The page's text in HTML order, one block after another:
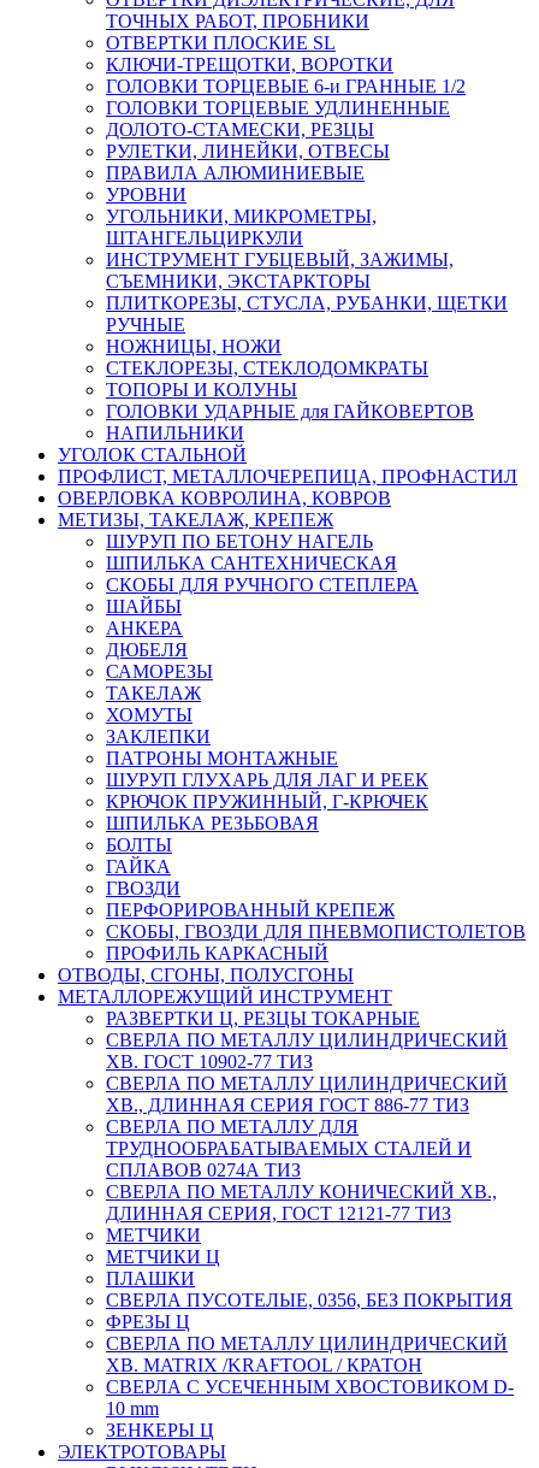
ТОЧНЫХ РАБОТ, ПРОБНИКИ
ОТВЕРТКИ ПЛОСКИЕ SL
КЛЮЧИ-ТРЕЩОТКИ, ВОРОТКИ
ГОЛОВКИ ТОРЦЕВЫЕ 6-и ГРАННЫЕ 1/2
ГОЛОВКИ ТОРЦЕВЫЕ УДЛИНЕННЫЕ
ДОЛОТО-СТАМЕСКИ, РЕЗЦЫ
РУЛЕТКИ, ЛИНЕЙКИ, ОТВЕСЫ
ПРАВИЛА АЛЮМИНИЕВЫЕ
УРОВНИ
УГОЛЬНИКИ, МИКРОМЕТРЫ,
ШТАНГЕЛЬЦИРКУЛИ
ИНСТРУМЕНТ ГУБЦЕВЫЙ, ЗАЖИМЫ,
СЪЕМНИКИ, ЭКСТАРКТОРЫ
ПЛИТКОРЕЗЫ, СТУСЛА, РУБАНКИ, ЩЕТКИ
РУЧНЫЕ
НОЖНИЦЫ, НОЖИ
СТЕКЛОРЕЗЫ, СТЕКЛОДОМКРАТЫ
ТОПОРЫ И КОЛУНЫ
ГОЛОВКИ УДАРНЫЕ для ГАЙКОВЕРТОВ
НАПИЛЬНИКИ
УГОЛОК СТАЛЬНОЙ
ПРОФЛИСТ, МЕТАЛЛОЧЕРЕПИЦА, ПРОФНАСТИЛ
ОВЕРЛОВКА КОВРОЛИНА, КОВРОВ
МЕТИЗЫ, ТАКЕЛАЖ, КРЕПЕЖ
ШУРУП ПО БЕТОНУ НАГЕЛЬ
ШПИЛЬКА САНТЕХНИЧЕСКАЯ
СКОБЫ ДЛЯ РУЧНОГО СТЕПЛЕРА
ШАЙБЫ
АНКЕРА
ДЮБЕЛЯ
САМОРЕЗЫ
ТАКЕЛАЖ
ХОМУТЫ
ЗАКЛЕПКИ
ПАТРОНЫ МОНТАЖНЫЕ
ШУРУП ГЛУХАРЬ ДЛЯ ЛАГ И РЕЕК
КРЮЧОК ПРУЖИННЫЙ, Г-КРЮЧЕК
ШПИЛЬКА РЕЗЬБОВАЯ
БОЛТЫ
ГАЙКА
ГВОЗДИ
ПЕРФОРИРОВАННЫЙ КРЕПЕЖ
СКОБЫ, ГВОЗДИ ДЛЯ ПНЕВМОПИСТОЛЕТОВ
ПРОФИЛЬ КАРКАСНЫЙ
ОТВОДЫ, СГОНЫ, ПОЛУСГОНЫ
МЕТАЛЛОРЕЖУЩИЙ ИНСТРУМЕНТ
РАЗВЕРТКИ Ц, РЕЗЦЫ ТОКАРНЫЕ
СВЕРЛА ПО МЕТАЛЛУ ЦИЛИНДРИЧЕСКИЙ
ХВ. ГОСТ 10902-77 ТИЗ
СВЕРЛА ПО МЕТАЛЛУ ЦИЛИНДРИЧЕСКИЙ
ХВ., ДЛИННАЯ СЕРИЯ ГОСТ 886-77 ТИЗ
СВЕРЛА ПО МЕТАЛЛУ ДЛЯ
ТРУДНООБРАБАТЫВАЕМЫХ СТАЛЕЙ И
СПЛАВОВ 0274А ТИЗ
СВЕРЛА ПО МЕТАЛЛУ КОНИЧЕСКИЙ ХВ.,
ДЛИННАЯ СЕРИЯ, ГОСТ 12121-77 ТИЗ
МЕТЧИКИ
МЕТЧИКИ Ц
ПЛАШКИ
СВЕРЛА ПУСОТЕЛЫЕ, 0356, БЕЗ ПОКРЫТИЯ
ФРЕЗЫ Ц
СВЕРЛА ПО МЕТАЛЛУ ЦИЛИНДРИЧЕСКИЙ
ХВ. MATRIX /KRAFTOOL / КРАТОН
СВЕРЛА С УСЕЧЕННЫМ ХВОСТОВИКОМ D-
10 mm
ЗЕНКЕРЫ Ц
ЭЛЕКТРОТОВАРЫ